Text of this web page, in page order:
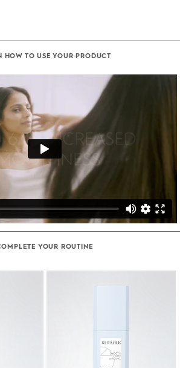
HOW TO USE YOUR PRODUCT
YOUR ROUTINE